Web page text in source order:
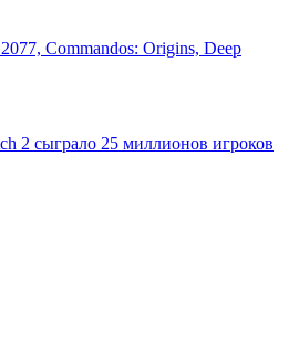
Commandos: Origins, Deep
2 сыграло 25 миллионов игроков